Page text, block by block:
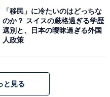
部の真皮にある成分で
と弾力性を改善したとい
）
「移民」に冷たいのはどっちな
のか？ スイスの厳格過ぎる学歴
選別と、日本の曖昧過ぎる外国
人政策
と見る